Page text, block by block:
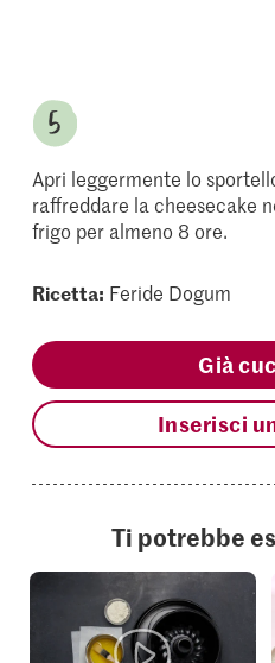
Apri leggermente lo
raffreddare la cheesecake
frigo per almeno 8 ore.
Ricetta: Feride Dogum
Già
Inserisci
Ti potrebbe